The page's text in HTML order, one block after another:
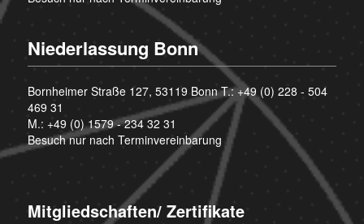
Niederlassung Bonn
Bornheimer Straße 127, 53119 Bonn T.:+49 (0) 228 - 504
469 31
M.: +49 (0) 1579 - 234 32 31
Besuch nur nach Terminvereinbarung
Mitgliedschaften/ Zertifikate